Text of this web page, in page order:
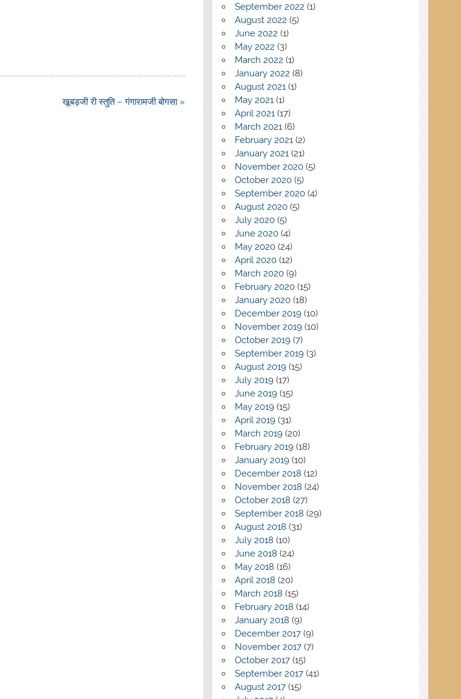
खूबड़जी री स्तुति – गंगारामजी बोगसा »
September 2022 (1)
August 2022 (5)
June 2022 (1)
May 2022 (3)
March 2022 (1)
January 2022 (8)
August 2021(1)
May 2021(1)
April 2021(17)
March 2021(6)
February 2021(2)
January 2021(21)
November 2020(5)
October 2020(5)
September 2020(4)
August 2020(5)
July 2020(5)
June 2020(4)
May 2020(24)
April 2020(12)
March 2020(9)
February 2020(15)
January 2020(18)
December 2019(10)
November 2019(10)
October 2019(7)
September 2019(3)
August 2019(15)
July 2019(17)
June 2019(15)
May 2019(15)
April 2019(31)
March 2019(20)
February 2019(18)
January 2019(10)
December 2018 (12)
November 2018 (24)
October 2018 (27)
September 2018 (29)
August 2018 (31)
July 2018 (10)
June 2018 (24)
May 2018 (16)
April 2018 (20)
March 2018 (15)
February 2018 (14)
January 2018 (9)
December 2017(9)
November 2017(7)
October 2017(15)
September 2017(41)
August 2017(15)